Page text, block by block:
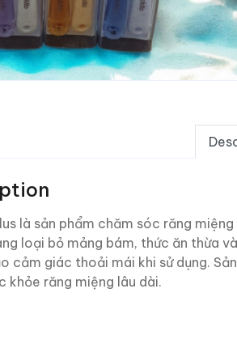
là sản phẩm chăm sóc răng
loại bỏ mảng bám, thức ăn thừa
giác thoải mái khi sử dụng.
khỏe răng miệng lâu dài.